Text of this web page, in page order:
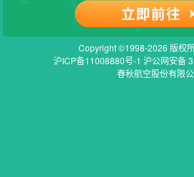
Copyright ©1998-2026 版权
沪ICP备11008880号-1 沪公网安备
春秋航空股份有限